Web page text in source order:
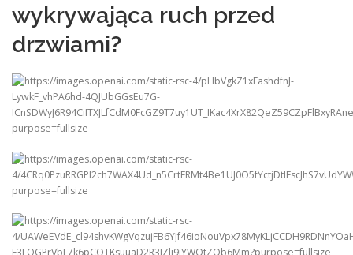
wykrywająca ruch przed
drzwiami?